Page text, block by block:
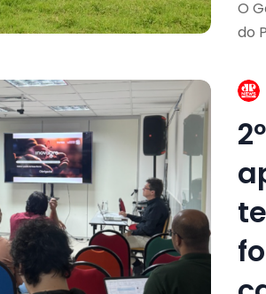
O
do